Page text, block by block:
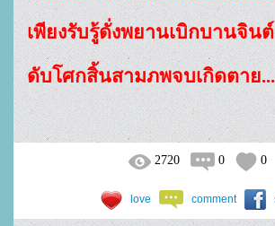
เพียงรับรู้ดั่งพยานเบิกบานจินต์
ดับโศกสิ้นสามภพจบเกิดตาย...
2720 0 0
love comment